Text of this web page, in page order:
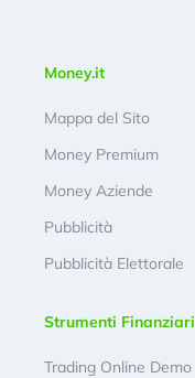
Money.it
Mappa del Sito
Money Premium
Money Aziende
Pubblicità
Pubblicità Elettorale
Strumenti Finanziari
Trading Online Demo